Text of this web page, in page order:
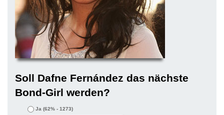
Soll Dafne Fernández das nächste
Bond-Girl werden?
Ja (62% - 1273)